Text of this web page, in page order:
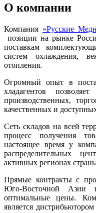
О компании
Компания «Русские
позиции на рынке
поставкам
систем охлаждения,
отопления.
Огромный опыт в
хладагентов
производственных,
качественных и
Сеть складов на всей
процесс получения
настоящее время у
распределительных
активных регионах
Прямые контракты с
Юго-Восточной Азии
оптимальные цены.
является